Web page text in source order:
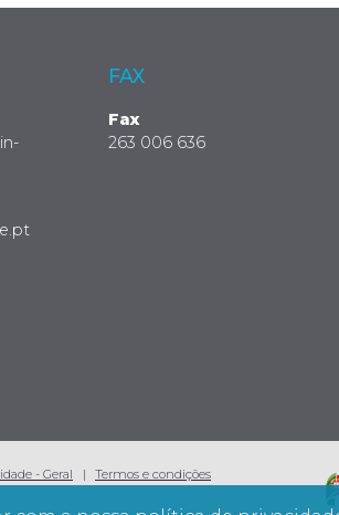
FAX
Fax
263 006 636
- Geral Termos e condições